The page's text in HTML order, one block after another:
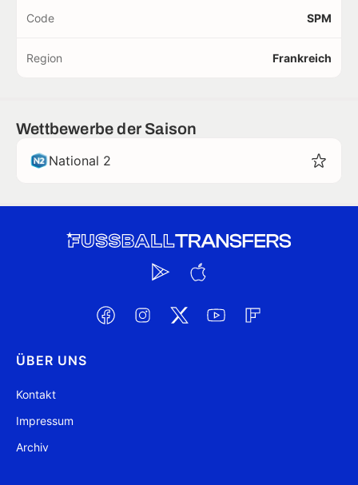
Code SPM
Region Frankreich
Wettbewerbe der Saison
National 2
ÜBER UNS
Kontakt
Impressum
Archiv